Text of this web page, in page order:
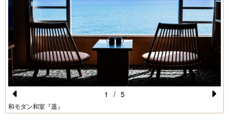
Pr
和モダン和室『遥』
1 / 5